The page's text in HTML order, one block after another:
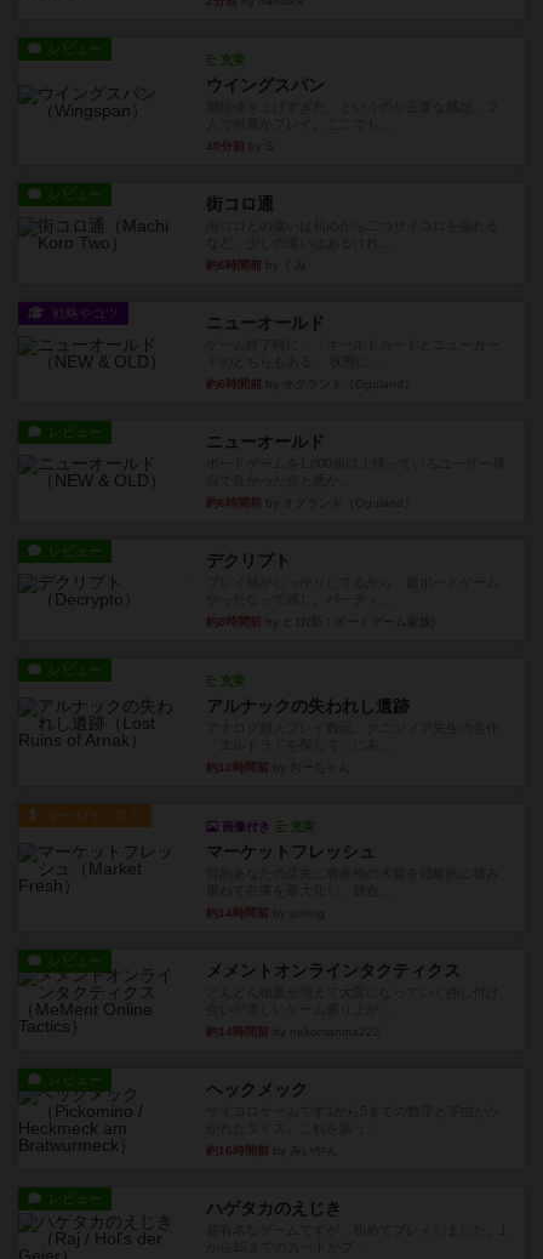
レビュー
充実
ウイングスパン
40分前
レビュー 街コロ通
約6時間前
戦略やコツ ニューオールド
約6時間前
レビュー ニューオールド
約6時間前
レビュー デクリプト
約8時間前
レビュー
充実
アルナックの失われし遺跡
約10時間前
ルール/インスト
画像付き 充実
マーケットフレッシュ
約14時間前
レビュー メメントオンラインタクティクス
約14時間前
レビュー ヘックメック
約16時間前
レビュー ハゲタカのえじき